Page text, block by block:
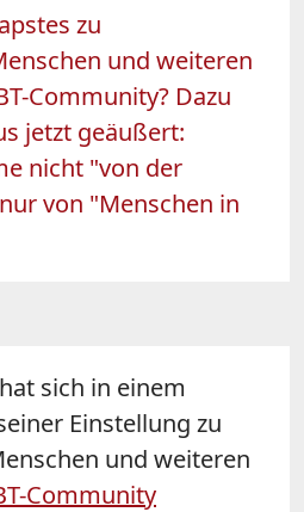
zu
und weiteren
Community? Dazu
jetzt geäußert:
nicht "von der
von "Menschen in
sich in einem
Einstellung zu
und weiteren
Community